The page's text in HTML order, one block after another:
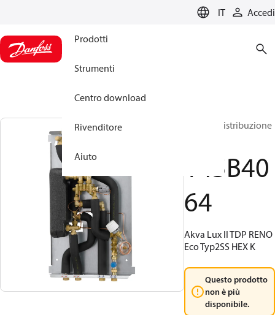
IT Accedi
Prodotti
Strumenti
Centro download
Rivenditore
Aiuto
Unità di distribuzione
145B40
64
Akva Lux II TDP RENO
Eco Typ2SS HEX K
Questo prodotto
non è più
disponibile.